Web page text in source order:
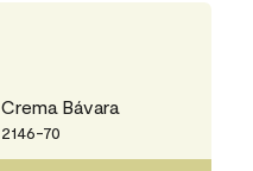
Crema Bávara
2146-70